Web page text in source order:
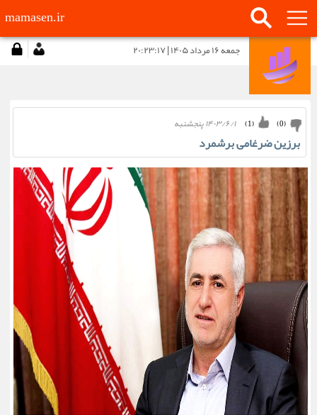
mamasen.ir
جمعه ۱۶ مرداد ۱۴۰۵ | ۲۰:۲۳:۱۷
۱۴۰۳/۶/۱ پنجشنبه (
1
) (
0
)
برزین ضرغامی برشمرد